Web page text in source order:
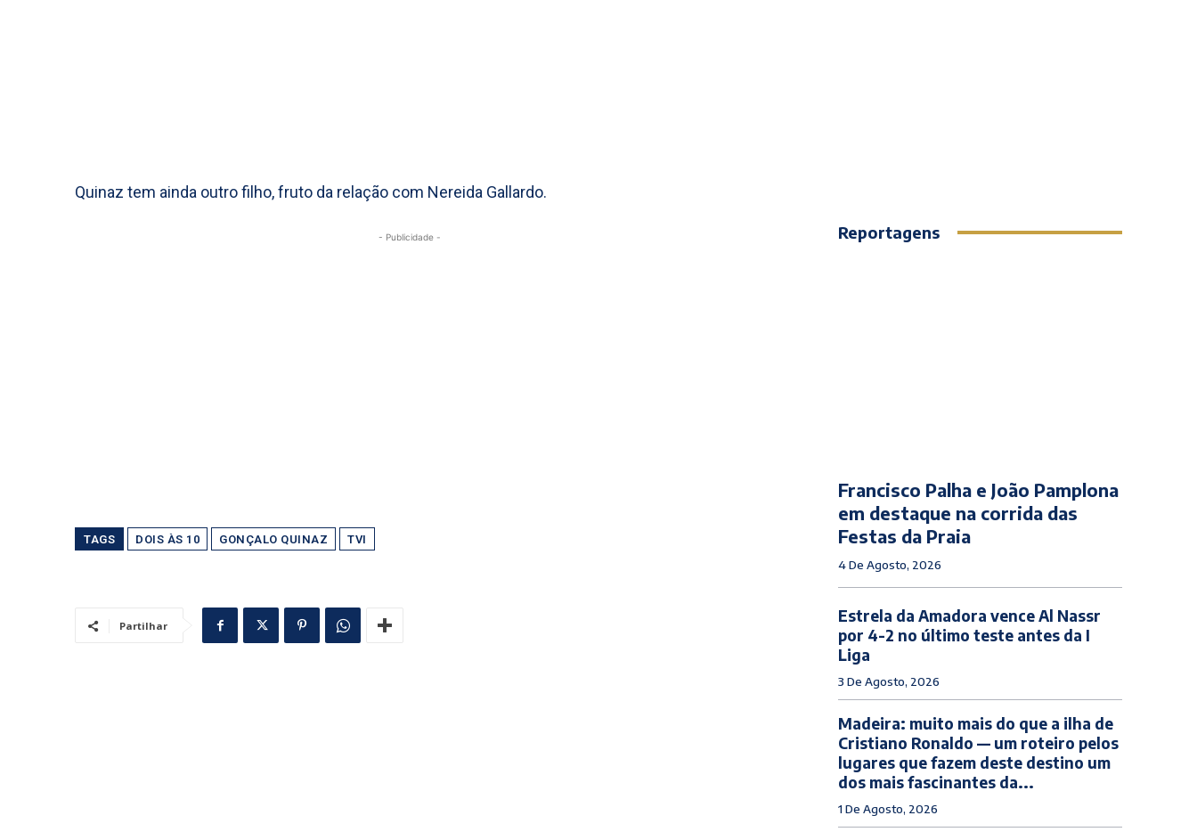
Quinaz tem ainda outro filho, fruto da relação com Nereida Gallardo.
- Publicidade -
TAGS DOIS ÀS 10 GONÇALO QUINAZ TVI
Partilhar
Reportagens
Francisco Palha e João Pamplona
em destaque na corrida das
Festas da Praia
4 De Agosto, 2026
Estrela da Amadora vence Al Nassr
por 4-2 no último teste antes da I
Liga
3 De Agosto, 2026
Madeira: muito mais do que a ilha de
Cristiano Ronaldo — um roteiro pelos
lugares que fazem deste destino um
dos mais fascinantes da...
1 De Agosto, 2026